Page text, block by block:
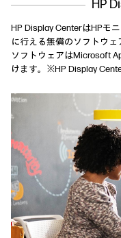
HP
HP Display CenterはHPモ
に行える無償のソフトウェ
ソフトウェアはMicrosoft
けます。※HP Display